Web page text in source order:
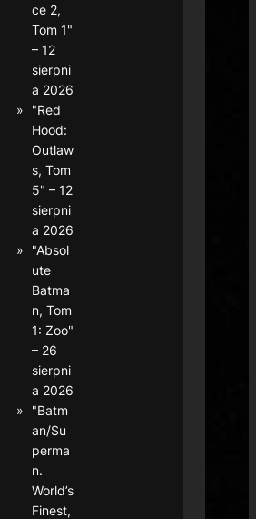
ce 2,
Tom 1"
– 12
sierpni
a 2026
"Red
Hood:
Outlaw
s, Tom
5" – 12
sierpni
a 2026
"Absol
ute
Batma
n, Tom
1: Zoo"
– 26
sierpni
a 2026
"Batm
an/Su
perma
n.
World’s
Finest,